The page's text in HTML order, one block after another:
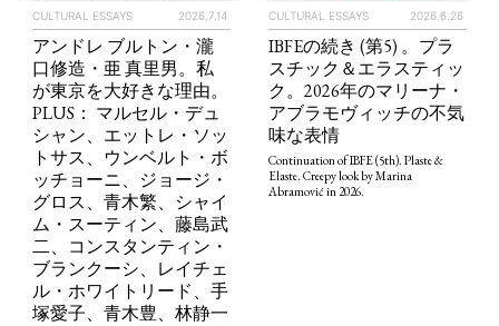
CULTURAL ESSAYS 2026.7.14
アンドレ ブルトン・瀧
口修造・亜 真里男。私
が東京を大好きな理由。
PLUS： マルセル・デュ
シャン、エットレ・ソッ
トサス、ウンベルト・ボ
ッチョーニ、ジョージ・
グロス、青木繁、シャイ
ム・スーティン、藤島武
二、コンスタンティン・
ブランクーシ、レイチェ
ル・ホワイトリード、手
塚愛子、青木豊、林静一
CULTURAL ESSAYS 2026.6.26
IBFEの続き (第5) 。プラ
スチック＆エラスティッ
ク。2026年のマリーナ・
アブラモヴィッチの不気
味な表情
Continuation of IBFE (5th). Plaste &
Elaste. Creepy look by Marina
Abramović in 2026.